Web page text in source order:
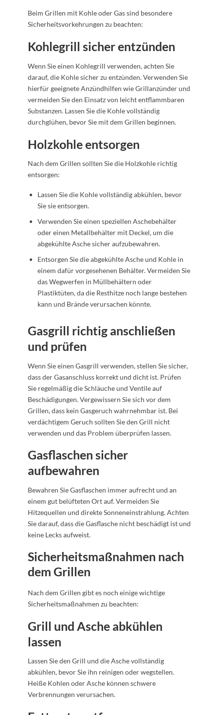
Beim Grillen mit Kohle oder Gas sind besondere
Sicherheitsvorkehrungen zu beachten:
Kohlegrill sicher entzünden
Wenn Sie einen Kohlegrill verwenden, achten Sie
darauf, die Kohle sicher zu entzünden. Verwenden Sie
hierfür geeignete Anzündhilfen wie Grillanzünder und
vermeiden Sie den Einsatz von leicht entflammbaren
Substanzen. Lassen Sie die Kohle vollständig
durchglühen, bevor Sie mit dem Grillen beginnen.
Holzkohle entsorgen
Nach dem Grillen sollten Sie die Holzkohle richtig
entsorgen:
Lassen Sie die Kohle vollständig abkühlen, bevor
Sie sie entsorgen.
Verwenden Sie einen speziellen Aschebehälter
oder einen Metallbehälter mit Deckel, um die
abgekühlte Asche sicher aufzubewahren.
Entsorgen Sie die abgekühlte Asche und Kohle in
einem dafür vorgesehenen Behälter. Vermeiden Sie
das Wegwerfen in Müllbehältern oder
Plastiktüten, da die Resthitze noch lange bestehen
kann und Brände verursachen könnte.
Gasgrill richtig anschließen
und prüfen
Wenn Sie einen Gasgrill verwenden, stellen Sie sicher,
dass der Gasanschluss korrekt und dicht ist. Prüfen
Sie regelmäßig die Schläuche und Ventile auf
Beschädigungen. Vergewissern Sie sich vor dem
Grillen, dass kein Gasgeruch wahrnehmbar ist. Bei
verdächtigem Geruch sollten Sie den Grill nicht
verwenden und das Problem überprüfen lassen.
Gasflaschen sicher
aufbewahren
Bewahren Sie Gasflaschen immer aufrecht und an
einem gut belüfteten Ort auf. Vermeiden Sie
Hitzequellen und direkte Sonneneinstrahlung. Achten
Sie darauf, dass die Gasflasche nicht beschädigt ist und
keine Lecks aufweist.
Sicherheitsmaßnahmen nach
dem Grillen
Nach dem Grillen gibt es noch einige wichtige
Sicherheitsmaßnahmen zu beachten:
Grill und Asche abkühlen
lassen
Lassen Sie den Grill und die Asche vollständig
abkühlen, bevor Sie ihn reinigen oder wegstellen.
Heiße Kohlen oder Asche können schwere
Verbrennungen verursachen.